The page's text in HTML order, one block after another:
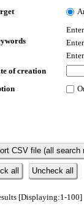
of creation
CSV file (all search
all
Uncheck all
[Displaying:1-100]